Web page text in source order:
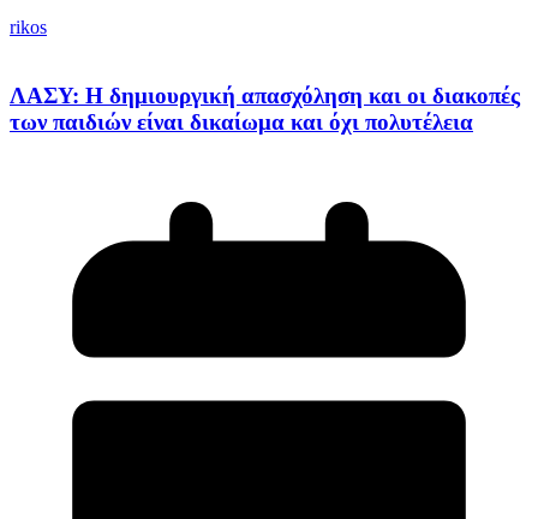
rikos
ΛΑΣΥ: Η δημιουργική απασχόληση και οι διακοπές
των παιδιών είναι δικαίωμα και όχι πολυτέλεια